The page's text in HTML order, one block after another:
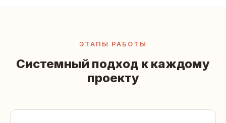
ЭТАПЫ РАБОТЫ
Системный подход к каждому
проекту